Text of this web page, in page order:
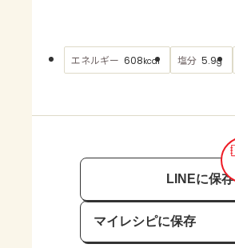
AJINOMOTO PARK とは
エネルギー 608kcal 塩分 5.9g
LINEに保存
マイレシピに保存
保存済み